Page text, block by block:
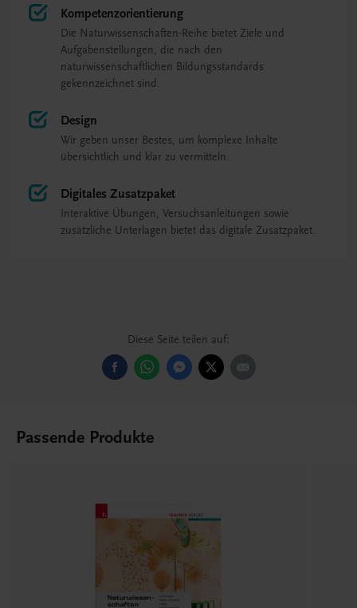
Kompetenzorientierung
Die Naturwissenschaften-Reihe bietet Ziele und
Aufgabenstellungen, die nach den
naturwissenschaftlichen Bildungsstandards
gekennzeichnet sind.
Design
Wir geben unser Bestes, um komplexe Inhalte
übersichtlich und klar zu vermitteln.
Digitales Zusatzpaket
Interaktive Übungen, Versuchsanleitungen sowie
zusätzliche Unterlagen bietet das digitale Zusatzpaket.
Diese Seite teilen auf:
Passende Produkte